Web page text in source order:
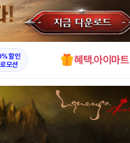
할인
모션
혜택.아이마트